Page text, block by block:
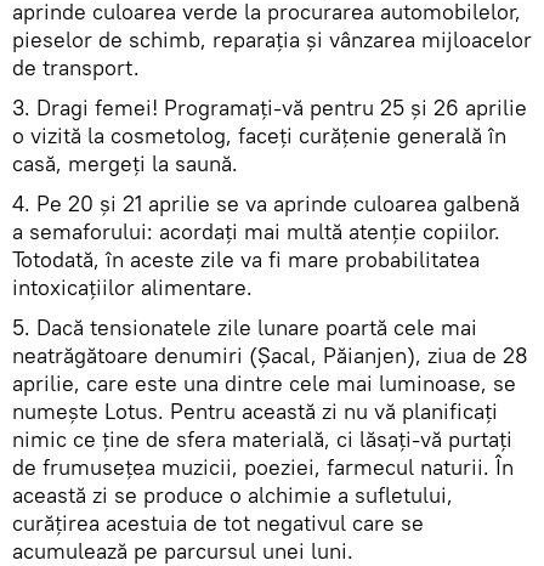
aprinde culoarea verde la procurarea automobilelor,
pieselor de schimb, reparația și vânzarea mijloacelor
de transport.
3. Dragi femei! Programați-vă pentru 25 și 26 aprilie
o vizită la cosmetolog, faceți curățenie generală în
casă, mergeți la saună.
4. Pe 20 și 21 aprilie se va aprinde culoarea galbenă
a semaforului: acordați mai multă atenție copiilor.
Totodată, în aceste zile va fi mare probabilitatea
intoxicațiilor alimentare.
5. Dacă tensionatele zile lunare poartă cele mai
neatrăgătoare denumiri (Șacal, Păianjen), ziua de 28
aprilie, care este una dintre cele mai luminoase, se
numește Lotus. Pentru această zi nu vă planificați
nimic ce ține de sfera materială, ci lăsați-vă purtați
de frumusețea muzicii, poeziei, farmecul naturii. În
această zi se produce o alchimie a sufletului,
curățirea acestuia de tot negativul care se
acumulează pe parcursul unei luni.